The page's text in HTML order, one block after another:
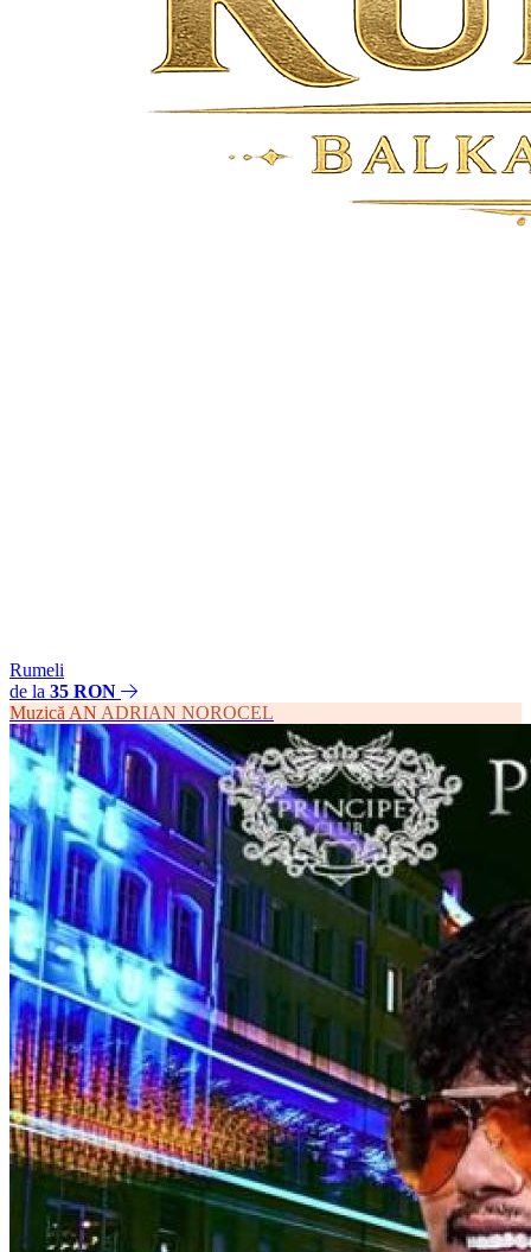
Rumeli
de la 35 RON
Muzică AN ADRIAN NOROCEL